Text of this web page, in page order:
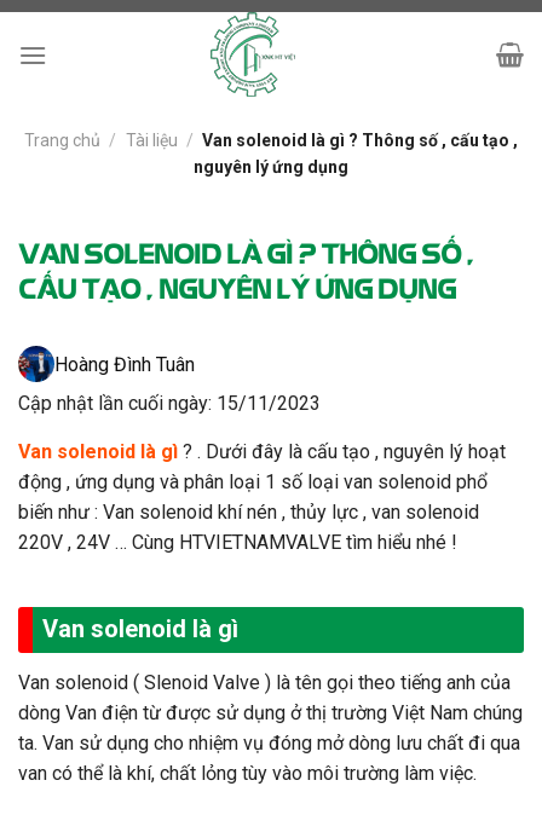
Skip
Trang chủ / Tài liệu / Van solenoid là gì ? Thông số , cấu tạo ,
nguyên lý ứng dụng
VAN SOLENOID LÀ GÌ ? THÔNG SỐ ,
CẤU TẠO , NGUYÊN LÝ ỨNG DỤNG
Hoàng Đình Tuân
Cập nhật lần cuối ngày: 15/11/2023
Van solenoid là gì ? . Dưới đây là cấu tạo , nguyên lý hoạt
động , ứng dụng và phân loại 1 số loại van solenoid phổ
biến như : Van solenoid khí nén , thủy lực , van solenoid
220V , 24V … Cùng HTVIETNAMVALVE tìm hiểu nhé !
Van solenoid là gì
Van solenoid ( Slenoid Valve ) là tên gọi theo tiếng anh của
dòng Van điện từ được sử dụng ở thị trường Việt Nam chúng
ta. Van sử dụng cho nhiệm vụ đóng mở dòng lưu chất đi qua
van có thể là khí, chất lỏng tùy vào môi trường làm việc.